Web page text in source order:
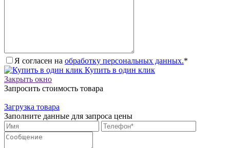
Я согласен на обработку персональных данных.*
Купить в один клик
Закрыть окно
Запросить стоимость товара
Загрузка товара
Заполните данные для запроса цены